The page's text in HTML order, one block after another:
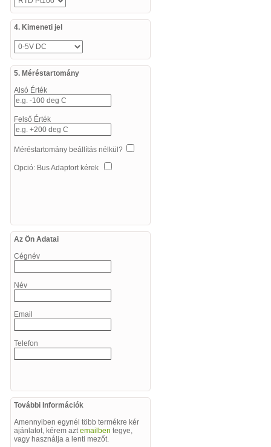
4. Kimeneti jel
5. Méréstartomány
Alsó Érték
Felső Érték
Méréstartomány beállítás nélkül?
Opció: Bus Adaptort kérek
Az Ön Adatai
Cégnév
Név
Email
Telefon
További Információk
Amennyiben egynél több termékre kér
ajánlatot, kérem aztemailben tegye,
vagy használja a lenti mezőt.